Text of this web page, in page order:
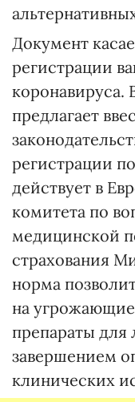
Документ
регистрации
коронавируса.
предлагает
регистрации
действует в
комитета по
медицинской
страхования
норма
на
препараты для
завершением
клинических